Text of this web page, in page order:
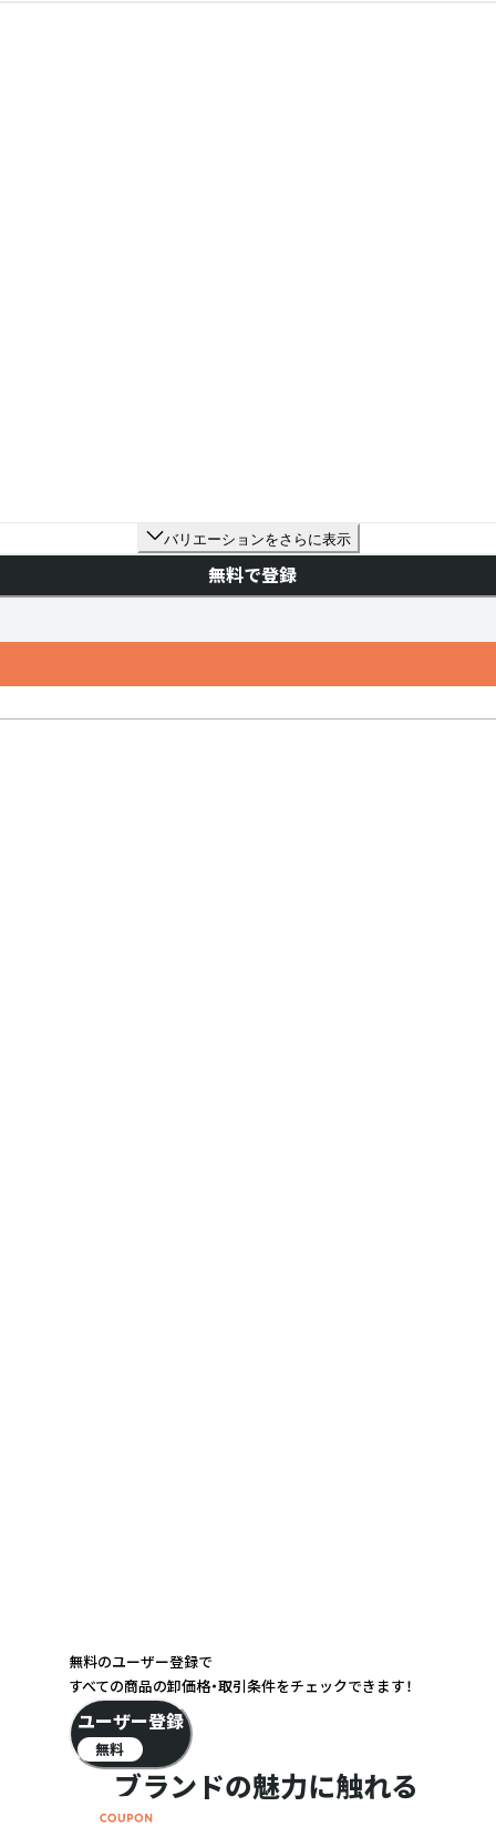
バリエーションをさらに表示
無料で登録
ブランドの魅力に触れる
無料のユーザー登録で
すべての商品の卸価格・取引条件をチェックできます！
ユーザー登録
無料